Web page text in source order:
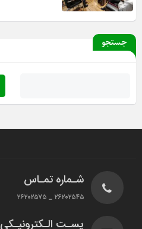
جستجو
شـماره تمـاس
۲۶۲۰۲۵۴۵ _ ۲۶۲۰۲۵۷۵
پسـت الـکترونیـکی